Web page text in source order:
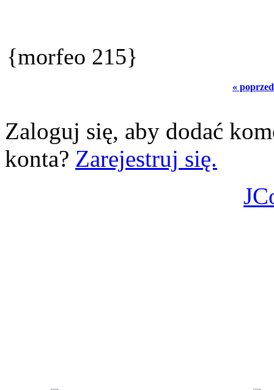
{morfeo 215}
«
Zaloguj się, aby dodać
konta? Zarejestruj się.